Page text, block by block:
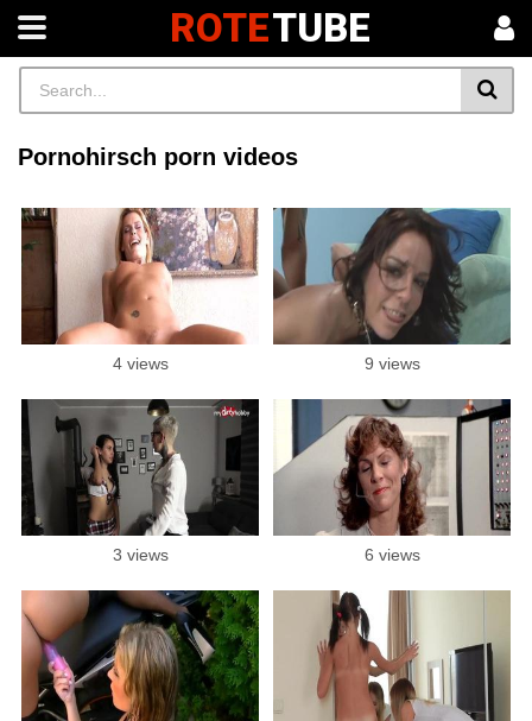
ROTETUBE
Pornohirsch porn videos
4 views 9 views
3 views 6 views